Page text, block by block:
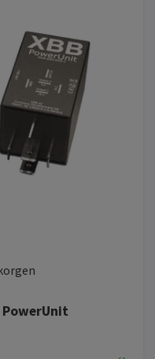
PowerUnit